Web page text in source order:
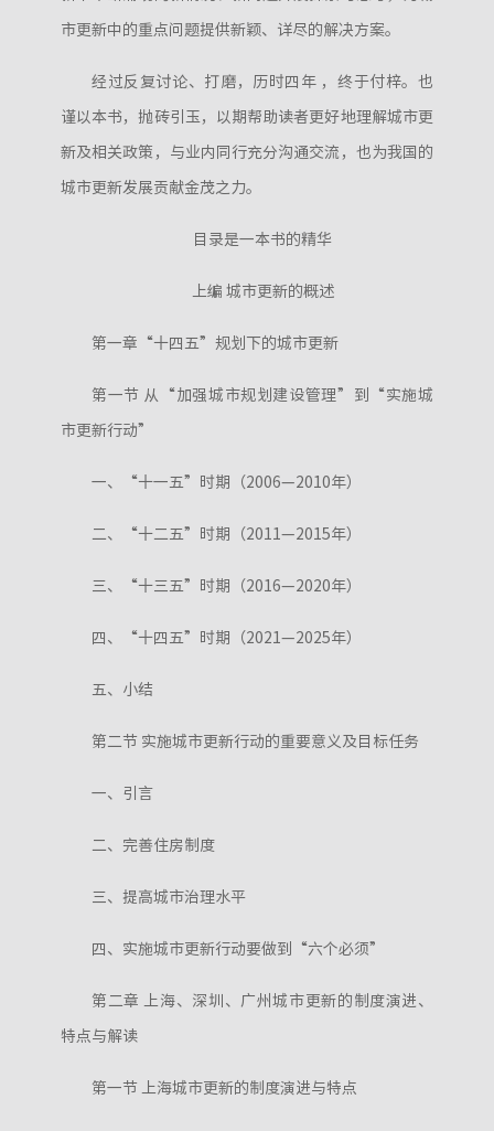
市更新中的重点问题提供新颖、详尽的解决方案。
经过反复讨论、打磨，历时四年 ，终于付梓。也
谨以本书，抛砖引玉，以期帮助读者更好地理解城市更
新及相关政策，与业内同行充分沟通交流，也为我国的
城市更新发展贡献金茂之力。
目录是一本书的精华
上编 城市更新的概述
第一章“十四五”规划下的城市更新
第一节 从“加强城市规划建设管理”到“实施城
市更新行动”
一、“十一五”时期（2006—2010年）
二、“十二五”时期（2011—2015年）
三、“十三五”时期（2016—2020年）
四、“十四五”时期（2021—2025年）
五、小结
第二节 实施城市更新行动的重要意义及目标任务
一、引言
二、完善住房制度
三、提高城市治理水平
四、实施城市更新行动要做到“六个必须”
第二章 上海、深圳、广州城市更新的制度演进、
特点与解读
第一节 上海城市更新的制度演进与特点